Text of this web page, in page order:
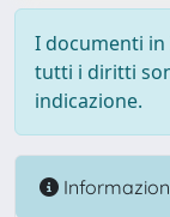
I documenti
tutti i diritti
indicazione.